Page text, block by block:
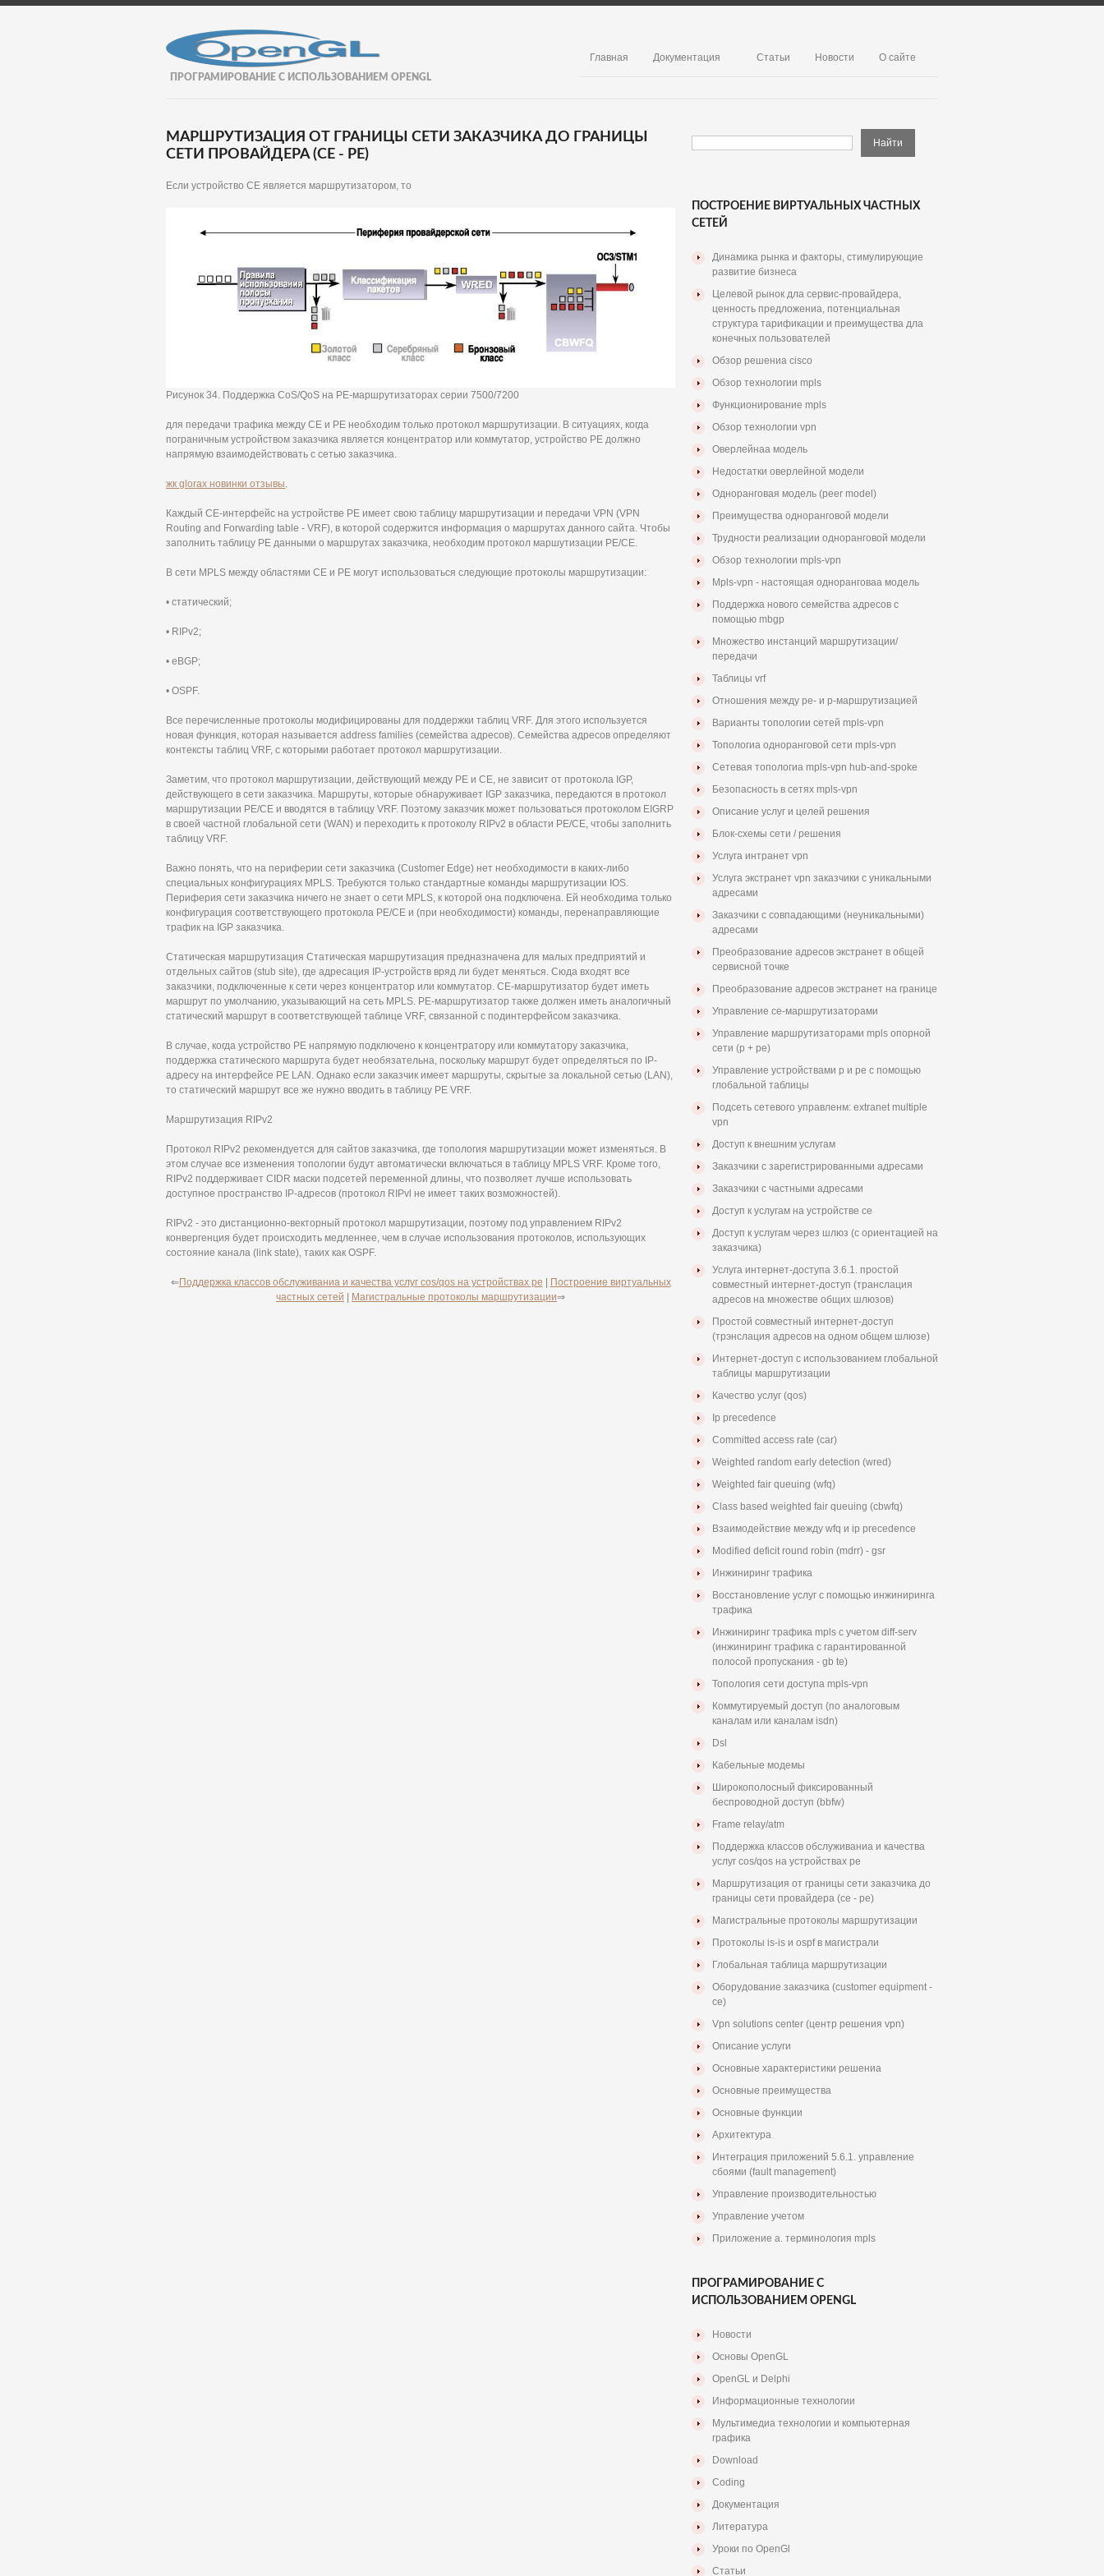
ПРОГРАМИРОВАНИЕ С ИСПОЛЬЗОВАНИЕМ OPENGL
Главная Документация Статьи Новости О сайте
МАРШРУТИЗАЦИЯ ОТ ГРАНИЦЫ СЕТИ ЗАКАЗЧИКА ДО ГРАНИЦЫ
СЕТИ ПРОВАЙДЕРА (СЕ - РЕ)
Если устройство СЕ является маршрутизатором, то
Рисунок 34. Поддержка CoS/QoS на РЕ-маршрутизаторах серии 7500/7200
для передачи трафика между CE и PE необходим только протокол маршрутизации. В ситуациях, когда
пограничным устройством заказчика является концентратор или коммутатор, устройство PE должно
напрямую взаимодействовать с сетью заказчика.
жк glorax новинки отзывы.
Каждый СЕ-интерфейс на устройстве РЕ имеет свою таблицу маршрутизации и передачи VPN (VPN
Routing and Forwarding table - VRF), в которой содержится информация о маршрутах данного сайта. Чтобы
заполнить таблицу РЕ данными о маршрутах заказчика, необходим протокол маршутизации PE/CE.
В сети MPLS между областями СЕ и РЕ могут использоваться следующие протоколы маршрутизации:
• статический;
• RIPv2;
• eBGP;
• OSPF.
Все перечисленные протоколы модифицированы для поддержки таблиц VRF. Для этого используется
новая функция, которая называется address families (семейства адресов). Семейства адресов определяют
контексты таблиц VRF, с которыми работает протокол маршрутизации.
Заметим, что протокол маршрутизации, действующий между PE и CE, не зависит от протокола IGP,
действующего в сети заказчика. Маршруты, которые обнаруживает IGP заказчика, передаются в протокол
маршрутизации PE/CE и вводятся в таблицу VRF. Поэтому заказчик может пользоваться протоколом EIGRP
в своей частной глобальной сети (WAN) и переходить к протоколу RIPv2 в области PE/CE, чтобы заполнить
таблицу VRF.
Важно понять, что на периферии сети заказчика (Customer Edge) нет необходимости в каких-либо
специальных конфигурациях MPLS. Требуются только стандартные команды маршрутизации IOS.
Периферия сети заказчика ничего не знает о сети MPLS, к которой она подключена. Ей необходима только
конфигурация соответствующего протокола PE/CE и (при необходимости) команды, перенаправляющие
трафик на IGP заказчика.
Статическая маршрутизация Статическая маршрутизация предназначена для малых предприятий и
отдельных сайтов (stub site), где адресация IP-устройств вряд ли будет меняться. Сюда входят все
заказчики, подключенные к сети через концентратор или коммутатор. CE-маршрутизатор будет иметь
маршрут по умолчанию, указывающий на сеть MPLS. PE-маршрутизатор также должен иметь аналогичный
статический маршрут в соответствующей таблице VRF, связанной с подинтерфейсом заказчика.
В случае, когда устройство PE напрямую подключено к концентратору или коммутатору заказчика,
поддержка статического маршрута будет необязательна, поскольку маршрут будет определяться по IP-
адресу на интерфейсе PE LAN. Однако если заказчик имеет маршруты, скрытые за локальной сетью (LAN),
то статический маршрут все же нужно вводить в таблицу PE VRF.
Маршрутизация RIPv2
Протокол RIPv2 рекомендуется для сайтов заказчика, где топология маршрутизации может изменяться. В
этом случае все изменения топологии будут автоматически включаться в таблицу MPLS VRF. Кроме того,
RIPv2 поддерживает CIDR маски подсетей переменной длины, что позволяет лучше использовать
доступное пространство IP-адресов (протокол RIPvl не имеет таких возможностей).
RIPv2 - это дистанционно-векторный протокол маршрутизации, поэтому под управлением RIPv2
конвергенция будет происходить медленнее, чем в случае использования протоколов, использующих
состояние канала (link state), таких как OSPF.
⇐Поддержка классов обслуживаниа и качества услуг cos/qos на устройствах pe
Построение виртуальных
частных сетей
Магистральные протоколы маршрутизации⇒
ПОСТРОЕНИЕ ВИРТУАЛЬНЫХ ЧАСТНЫХ
СЕТЕЙ
Динамика рынка и факторы, стимулирующие
развитие бизнеса
Целевой рынок дла сервис-провайдера,
ценность предложениа, потенциальная
структура тарификации и преимущества дла
конечных пользователей
Обзор решениа cisco
Обзор технологии mpls
Функционирование mpls
Обзор технологии vpn
Оверлейнаа модель
Недостатки оверлейной модели
Одноранговая модель (peer model)
Преимущества одноранговой модели
Трудности реализации одноранговой модели
Обзор технологии mpls-vpn
Mpls-vpn - настоящая одноранговаа модель
Поддержка нового семейства адресов с
помощью mbgp
Множество инстанций маршрутизации/
передачи
Таблицы vrf
Отношения между ре- и p-маршрутизацией
Варианты топологии сетей mpls-vpn
Топологиа одноранговой сети mpls-vpn
Сетевая топологиа mpls-vpn hub-and-spoke
Безопасность в сетях mpls-vpn
Описание услуг и целей решения
Блок-схемы сети / решения
Услуга интранет vpn
Услуга экстранет vpn заказчики с уникальными
адресами
Заказчики с совпадающими (неуникальными)
адресами
Преобразование адресов экстранет в общей
сервисной точке
Преобразование адресов экстранет на границе
Управление ce-маршрутизаторами
Управление маршрутизаторами mpls опорной
сети (p + pe)
Управление устройствами p и pe с помощью
глобальной таблицы
Подсеть сетевого управленм: extranet multiple
vpn
Доступ к внешним услугам
Заказчики с зарегистрированными адресами
Заказчики с частными адресами
Доступ к услугам на устройстве ce
Доступ к услугам через шлюз (с ориентацией на
заказчика)
Услуга интернет-доступа 3.6.1. простой
совместный интернет-доступ (транслация
адресов на множестве общих шлюзов)
Простой совместный интернет-доступ
(трэнслация адресов на одном общем шлюзе)
Интернет-доступ с использованием глобальной
таблицы маршрутизации
Качество услуг (qos)
Ip precedence
Committed access rate (car)
Weighted random early detection (wred)
Weighted fair queuing (wfq)
Class based weighted fair queuing (cbwfq)
Взаимодействие между wfq и ip precedence
Modified deficit round robin (mdrr) - gsr
Инжиниринг трафика
Восстановление услуг с помощью инжиниринга
трафика
Инжиниринг трафика mpls с учетом diff-serv
(инжиниринг трафика с гарантированной
полосой пропускания - gb te)
Топология сети доступа mpls-vpn
Коммутируемый доступ (по аналоговым
каналам или каналам isdn)
Dsl
Кабельные модемы
Широкополосный фиксированный
беспроводной доступ (bbfw)
Frame relay/atm
Поддержка классов обслуживаниа и качества
услуг cos/qos на устройствах pe
Маршрутизация от границы сети заказчика до
границы сети провайдера (се - ре)
Магистральные протоколы маршрутизации
Протоколы is-is и ospf в магистрали
Глобальная таблица маршрутизации
Оборудование заказчика (customer equipment -
ce)
Vpn solutions center (центр решения vpn)
Описание услуги
Основные характеристики решениа
Основные преимущества
Основные функции
Архитектура
Интеграция приложений 5.6.1. управление
сбоями (fault management)
Управление производительностью
Управление учетом
Приложение a. терминология mpls
ПРОГРАМИРОВАНИЕ С
ИСПОЛЬЗОВАНИЕМ OPENGL
Новости
Основы OpenGL
OpenGL и Delphi
Информационные технологии
Мультимедиа технологии и компьютерная
графика
Download
Coding
Документация
Литература
Уроки по OpenGl
Статьи